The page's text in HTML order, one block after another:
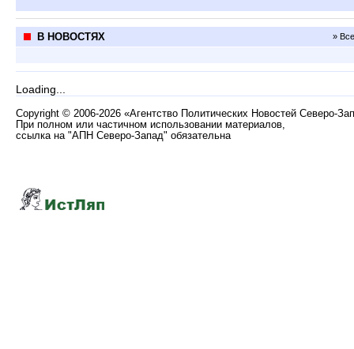
В НОВОСТЯХ »
Loading...
Copyright © 2006-2026 «Агентство Политических Новостей Северо-
При полном или частичном использовании материалов,
ссылка на "АПН Северо-Запад" обязательна